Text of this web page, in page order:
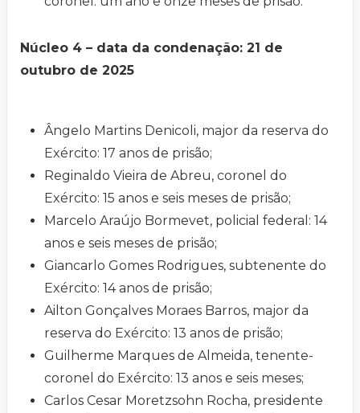
Núcleo 4 – data da condenação: 21 de
outubro de 2025
Ângelo Martins Denicoli, major da reserva do
Exército: 17 anos de prisão;
Reginaldo Vieira de Abreu, coronel do
Exército: 15 anos e seis meses de prisão;
Marcelo Araújo Bormevet, policial federal: 14
anos e seis meses de prisão;
Giancarlo Gomes Rodrigues, subtenente do
Exército: 14 anos de prisão;
Ailton Gonçalves Moraes Barros, major da
reserva do Exército: 13 anos de prisão;
Guilherme Marques de Almeida, tenente-
coronel do Exército: 13 anos e seis meses;
Carlos Cesar Moretzsohn Rocha, presidente